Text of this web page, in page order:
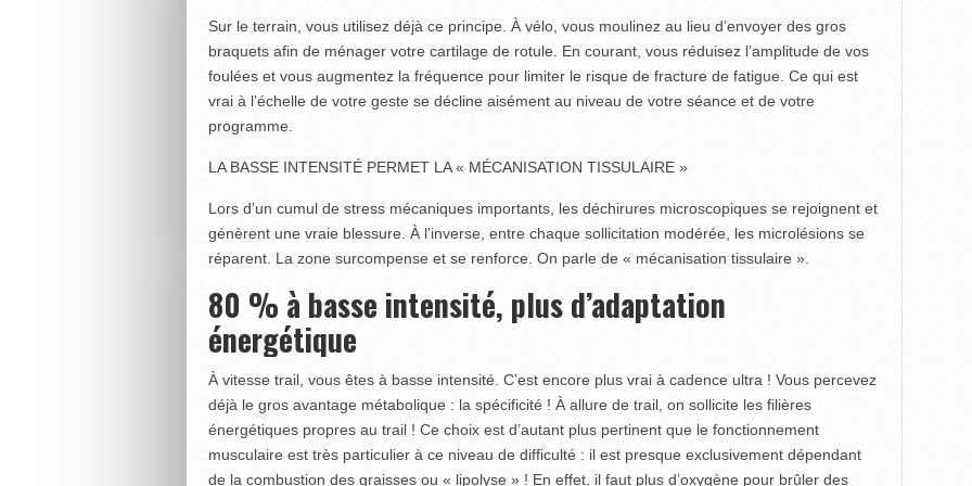
Sur le terrain, vous utilisez déjà ce principe. À vélo, vous moulinez au lieu d’envoyer des gros
braquets afin de ménager votre cartilage de rotule. En courant, vous réduisez l’amplitude de vos
foulées et vous augmentez la fréquence pour limiter le risque de fracture de fatigue. Ce qui est
vrai à l’échelle de votre geste se décline aisément au niveau de votre séance et de votre
programme.
LA BASSE INTENSITÉ PERMET LA « MÉCANISATION TISSULAIRE »
Lors d’un cumul de stress mécaniques importants, les déchirures microscopiques se rejoignent et
génèrent une vraie blessure. À l’inverse, entre chaque sollicitation modérée, les microlésions se
réparent. La zone surcompense et se renforce. On parle de « mécanisation tissulaire ».
80 % à basse intensité, plus d’adaptation
énergétique
À vitesse trail, vous êtes à basse intensité. C’est encore plus vrai à cadence ultra ! Vous percevez
déjà le gros avantage métabolique : la spécificité ! À allure de trail, on sollicite les filières
énergétiques propres au trail ! Ce choix est d’autant plus pertinent que le fonctionnement
musculaire est très particulier à ce niveau de difficulté : il est presque exclusivement dépendant
de la combustion des graisses ou « lipolyse » ! En effet, il faut plus d’oxygène pour brûler des